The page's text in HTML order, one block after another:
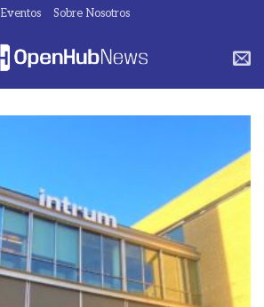
Eventos Sobre Nosotros